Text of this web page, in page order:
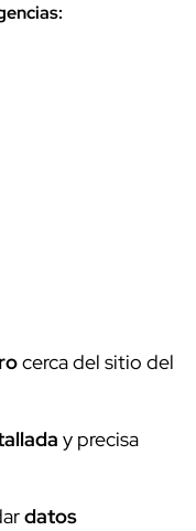
cerca del sitio del
y precisa
datos